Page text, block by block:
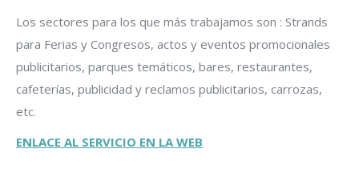
Los sectores para los que más trabajamos son : Strands
para Ferias y Congresos, actos y eventos promocionales
publicitarios, parques temáticos, bares, restaurantes,
cafeterías, publicidad y reclamos publicitarios, carrozas,
etc.
ENLACE AL SERVICIO EN LA WEB